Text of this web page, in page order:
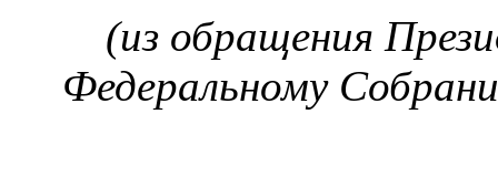
(из обращения
Федеральному